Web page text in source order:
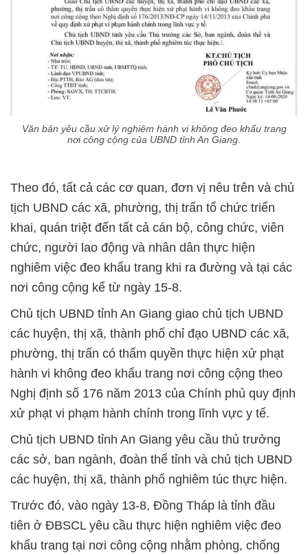
Văn bản yêu cầu xử lý nghiêm hành vi không đeo khẩu trang
nơi công cộng của UBND tỉnh An Giang.
Theo đó, tất cả các cơ quan, đơn vị nêu trên và chủ
tịch UBND các xã, phường, thị trấn tổ chức triển
khai, quán triệt đến tất cả cán bộ, công chức, viên
chức, người lao động và nhân dân thực hiện
nghiêm việc đeo khẩu trang khi ra đường và tại các
nơi công cộng kể từ ngày 15-8.
Chủ tịch UBND tỉnh An Giang giao chủ tịch UBND
các huyện, thị xã, thành phố chỉ đạo UBND các xã,
phường, thị trấn có thẩm quyền thực hiện xử phạt
hành vi không đeo khẩu trang nơi công cộng theo
Nghị định số 176 năm 2013 của Chính phủ quy định
xử phạt vi phạm hành chính trong lĩnh vực y tế.
Chủ tịch UBND tỉnh An Giang yêu cầu thủ trưởng
các sở, ban ngành, đoàn thể tỉnh và chủ tịch UBND
các huyện, thị xã, thành phố nghiêm túc thực hiện.
Trước đó, vào ngày 13-8, Đồng Tháp là tỉnh đầu
tiên ở ĐBSCL yêu cầu thực hiện nghiêm việc đeo
khẩu trang tại nơi công cộng nhằm phòng, chống